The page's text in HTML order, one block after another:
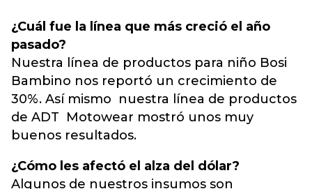
¿Cuál fue la línea que más creció el año
pasado?
Nuestra línea de productos para niño Bosi
Bambino nos reportó un crecimiento de
30%. Así mismo nuestra línea de productos
de ADT Motowear mostró unos muy
buenos resultados.
¿Cómo les afectó el alza del dólar?
Algunos de nuestros insumos son